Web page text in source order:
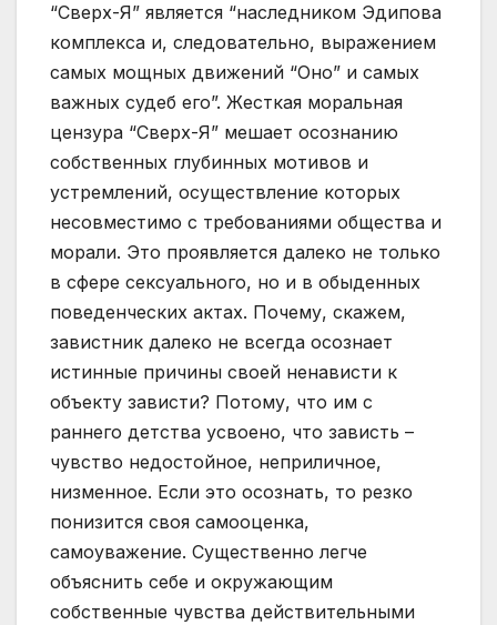
“Сверх-Я” является “наследником Эдипова
комплекса и, следовательно, выражением
самых мощных движений “Оно” и самых
важных судеб его”. Жесткая моральная
цензура “Сверх-Я” мешает осознанию
собственных глубинных мотивов и
устремлений, осуществление которых
несовместимо с требованиями общества и
морали. Это проявляется далеко не только
в сфере сексуального, но и в обыденных
поведенческих актах. Почему, скажем,
завистник далеко не всегда осознает
истинные причины своей ненависти к
объекту зависти? Потому, что им с
раннего детства усвоено, что зависть –
чувство недостойное, неприличное,
низменное. Если это осознать, то резко
понизится своя самооценка,
самоуважение. Существенно легче
объяснить себе и окружающим
собственные чувства действительными